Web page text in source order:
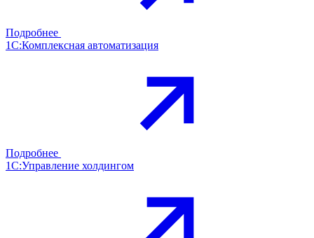
Подробнее
1С:Комплексная автоматизация
Подробнее
1С:Управление холдингом